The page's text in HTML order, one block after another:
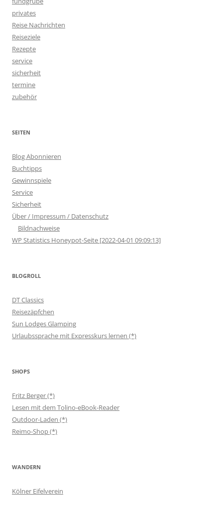
privates
Reise Nachrichten
Reiseziele
Rezepte
service
sicherheit
termine
zubehör
SEITEN
Blog Abonnieren
Buchtipps
Gewinnspiele
Service
Sicherheit
Über / Impressum / Datenschutz
Bildnachweise
WP Statistics Honeypot-Seite [2022-04-01 09:09:13]
BLOGROLL
DT Classics
Reisezäpfchen
Sun Lodges Glamping
Urlaubssprache mit Expresskurs lernen (*)
SHOPS
Fritz Berger (*)
Lesen mit dem Tolino-eBook-Reader
Outdoor-Laden (*)
Reimo-Shop (*)
WANDERN
Kölner Eifelverein